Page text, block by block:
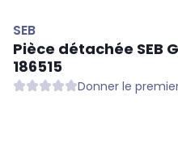
SEB
Pièce détachée SEB
186515
Donner le